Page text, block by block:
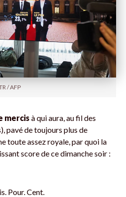
/ AFP
mercis à qui aura, au fil des
pavé de toujours plus de
toute assez royale, par quoi la
score de ce dimanche soir :
Pour. Cent.